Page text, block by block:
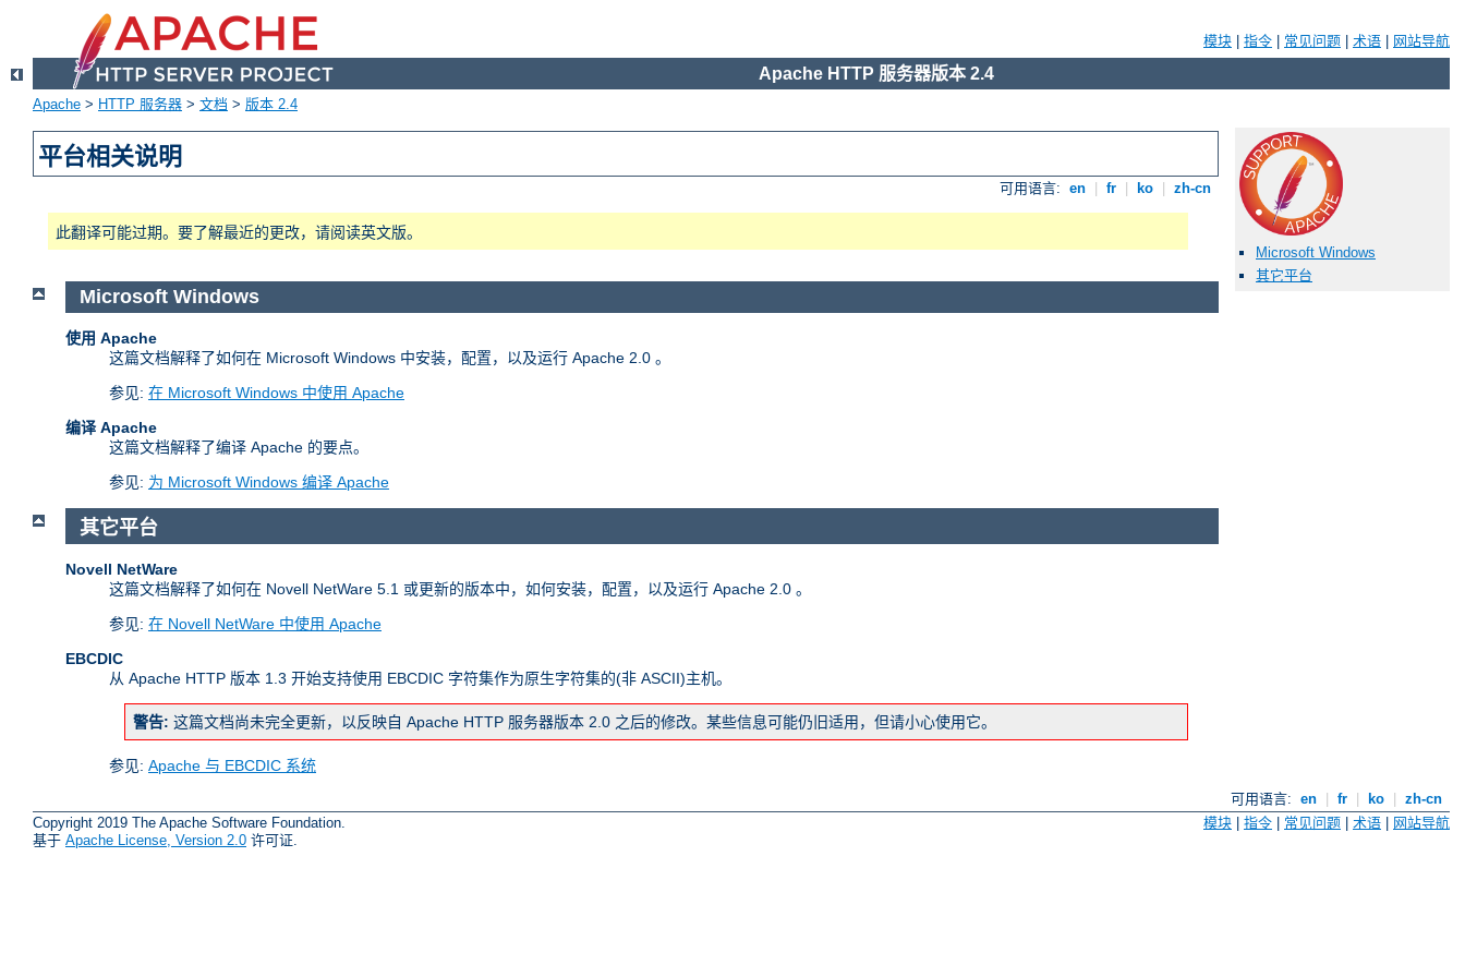
模块 指令 常见问题 术语 网站导航
Apache HTTP 服务器版本 2.4
Apache > HTTP 服务器 > 文档 > 版本 2.4
平台相关说明
可用语言: en fr ko zh-cn
此翻译可能过期。要了解最近的更改，请阅读英文版。
Microsoft Windows
其它平台
Microsoft Windows
使用 Apache
这篇文档解释了如何在 Microsoft Windows 中安装，配置，以及运行 Apache 2.0 。
参见: 在 Microsoft Windows 中使用 Apache
编译 Apache
这篇文档解释了编译 Apache 的要点。
参见: 为 Microsoft Windows 编译 Apache
其它平台
Novell NetWare
这篇文档解释了如何在 Novell NetWare 5.1 或更新的版本中，如何安装，配置，以及运行 Apache 2.0 。
参见: 在 Novell NetWare 中使用 Apache
EBCDIC
从 Apache HTTP 版本 1.3 开始支持使用 EBCDIC 字符集作为原生字符集的(非 ASCII)主机。
警告: 这篇文档尚未完全更新，以反映自 Apache HTTP 服务器版本 2.0 之后的修改。某些信息可能仍旧适用，但请小心使用它。
参见: Apache 与 EBCDIC 系统
可用语言: en fr ko
zh-cn
Copyright 2019 The Apache Software Foundation.
基于 Apache License, Version 2.0 许可证.
模块 指令 常见问题 术语 网站导航